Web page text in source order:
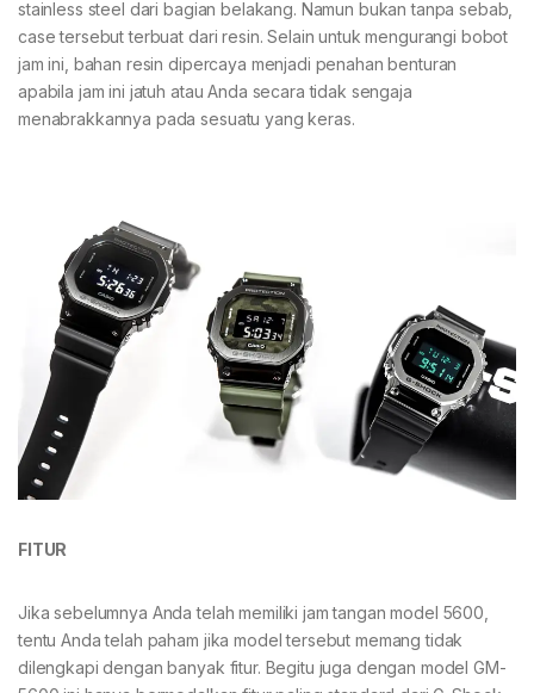
stainless steel dari bagian belakang. Namun bukan tanpa sebab,
case tersebut terbuat dari resin. Selain untuk mengurangi bobot
jam ini, bahan resin dipercaya menjadi penahan benturan
apabila jam ini jatuh atau Anda secara tidak sengaja
menabrakkannya pada sesuatu yang keras.
FITUR
Jika sebelumnya Anda telah memiliki jam tangan model 5600,
tentu Anda telah paham jika model tersebut memang tidak
dilengkapi dengan banyak fitur. Begitu juga dengan model GM-